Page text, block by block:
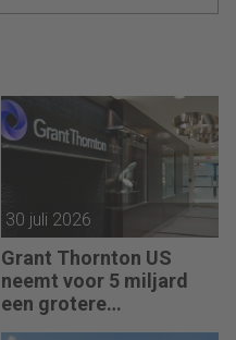
30 juli 2026
Grant Thornton US
neemt voor 5 miljard
een grotere
accountantsketen over